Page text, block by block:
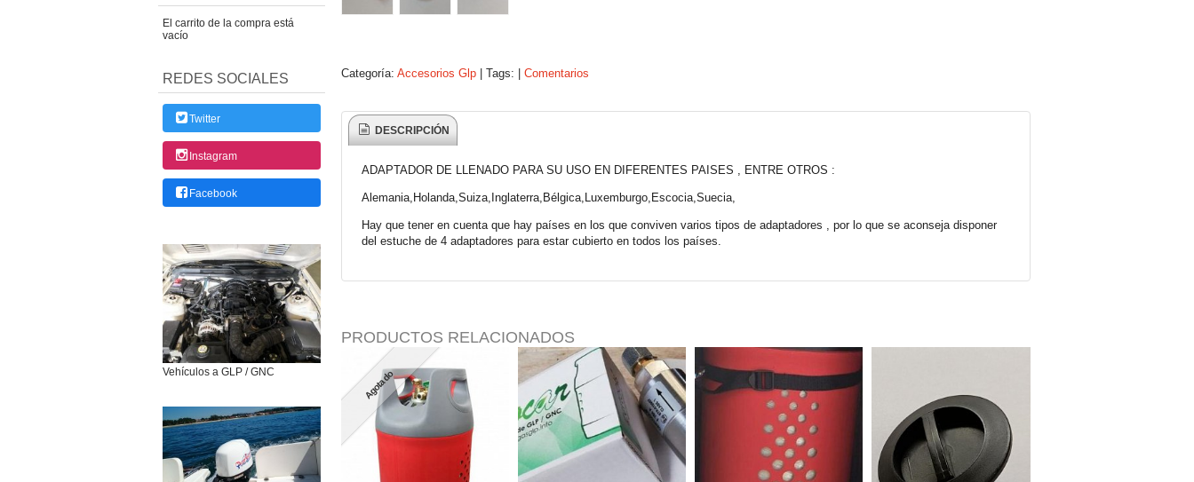
El carrito de la compra está
vacío
REDES SOCIALES
Twitter
Instagram
Facebook
Vehículos a GLP / GNC
Categoría: Accesorios Glp Tags: Comentarios
DESCRIPCIÓN
ADAPTADOR DE LLENADO PARA SU USO EN DIFERENTES PAISES , ENTRE OTROS :
Alemania,Holanda,Suiza,Inglaterra,Bélgica,Luxemburgo,Escocia,Suecia,
Hay que tener en cuenta que hay países en los que conviven varios tipos de adaptadores , por lo que se aconseja disponer
del estuche de 4 adaptadores para estar cubierto en todos los países.
PRODUCTOS RELACIONADOS
Agotado